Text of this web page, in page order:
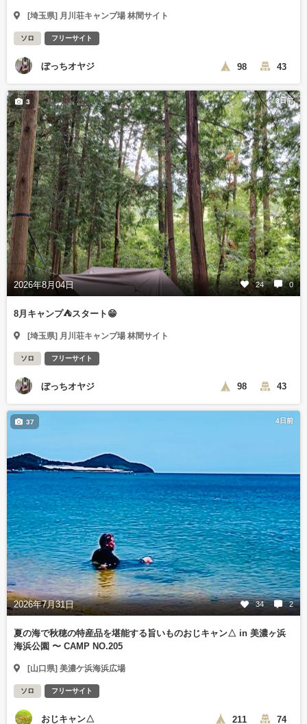
[埼玉県] 月川荘キャンプ場 林間サイト
ソロ フリーサイト
ぼっちオヤジ 98 43
3日前
2026年8月04日 24 0
3
8月キャンプ⛺️スタート😁
[埼玉県] 月川荘キャンプ場 林間サイト
ソロ フリーサイト
ぼっちオヤジ 98 43
4日前
2026年7月31日 34 2
37
夏の海で秋穂の特産品を堪能する旨いものおじキャン△ in 美濃ヶ浜
海浜公園 〜 CAMP NO.205
[山口県] 美濃ケ浜海浜広場
ソロ フリーサイト
おじキャン△ 211 74